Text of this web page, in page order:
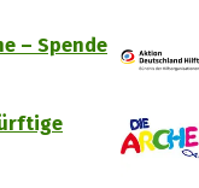
– Spende